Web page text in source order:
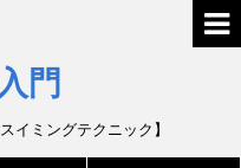
門
イミングテクニック】